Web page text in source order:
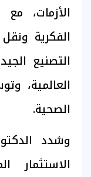
الأزمات،
الفكرية
التصنيع
العالمية،
الصحية.
وشدد
الاستثمار